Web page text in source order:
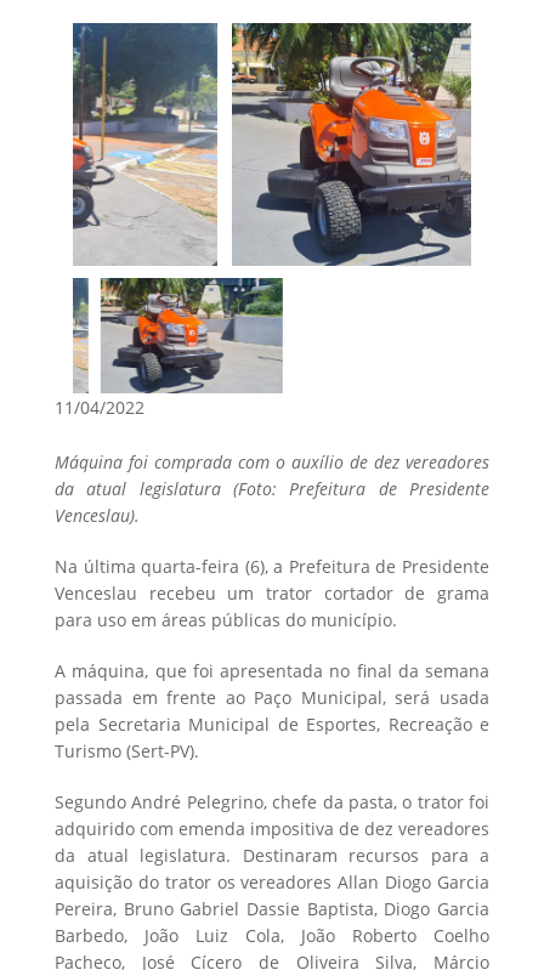
11/04/2022
Máquina foi comprada com o auxílio de dez vereadores
da atual legislatura (Foto: Prefeitura de Presidente
Venceslau).
Na última quarta-feira (6), a Prefeitura de Presidente
Venceslau recebeu um trator cortador de grama
para uso em áreas públicas do município.
A máquina, que foi apresentada no final da semana
passada em frente ao Paço Municipal, será usada
pela Secretaria Municipal de Esportes, Recreação e
Turismo (Sert-PV).
Segundo André Pelegrino, chefe da pasta, o trator foi
adquirido com emenda impositiva de dez vereadores
da atual legislatura. Destinaram recursos para a
aquisição do trator os vereadores Allan Diogo Garcia
Pereira, Bruno Gabriel Dassie Baptista, Diogo Garcia
Barbedo, João Luiz Cola, João Roberto Coelho
Pacheco, José Cícero de Oliveira Silva, Márcio